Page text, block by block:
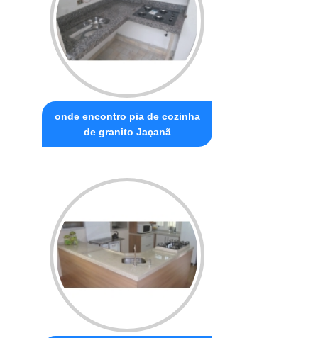
onde encontro pia de cozinha
de granito Jaçanã